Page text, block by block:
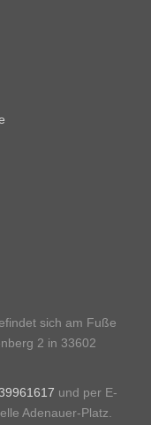
sich am Fuße
2 in 33602
und per E-
Adenauer-Platz.